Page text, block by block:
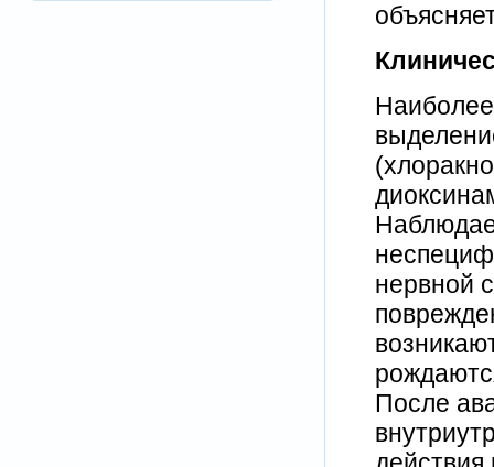
нервной
После